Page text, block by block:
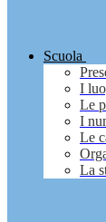
Scuola
I
Le
I
Le
La